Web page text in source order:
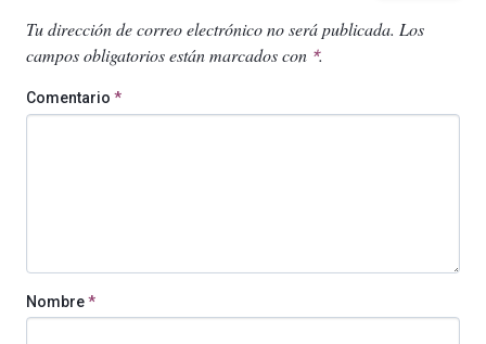
Tu dirección de correo electrónico no será publicada. Los
campos obligatorios están marcados con *.
Comentario *
Nombre*